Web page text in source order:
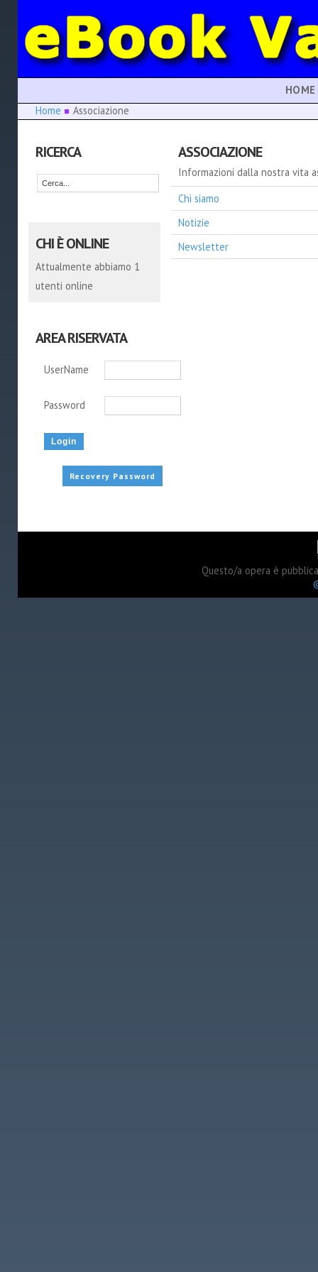
HOME
Home
Associazione
RICERCA
CHI È ONLINE
Attualmente abbiamo 1
utenti online
AREA RISERVATA
UserName
Password
Recovery Password
ASSOCIAZIONE
Informazioni dalla nostra vita
Chi siamo
Notizie
Newsletter
Questo/a opera è